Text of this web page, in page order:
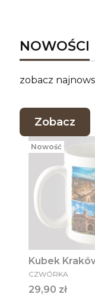
NOWOŚCI
zobacz
Zobacz
Nowość
Kubek
PRODUCENT
CZWÓRKA
Cena
29,90 zł